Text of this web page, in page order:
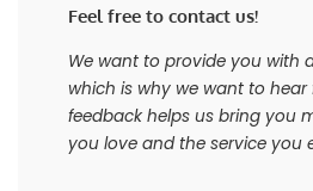
Feel free to contact us!
We want to provide you with
which is why we want to hear
feedback helps us bring you
you love and the service you